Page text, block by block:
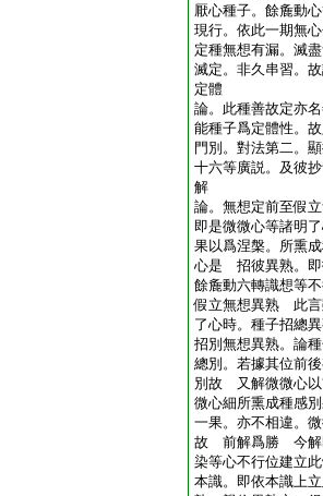
厭心種子。餘麁動
現行。依此一期無
定種無想有漏。滅
滅定。非久串習。
定體
論。此種善故定亦
能種子爲定體性。
門別。對法第二。
十六等廣説。及彼
解
論。無想定前至假
即是微微心等諸明
果以爲涅槃。所熏
心是 招彼異熟。即
餘麁動六轉識想等
假立無想異熟 此言
了心時。種子招總
招別無想異熟。論
總別。若據其位前
別故 又解微微心以
微心細所熏成種感
一果。亦不相違。
故 前解爲勝 今解
染等心不行位建立
本識。即依本識上